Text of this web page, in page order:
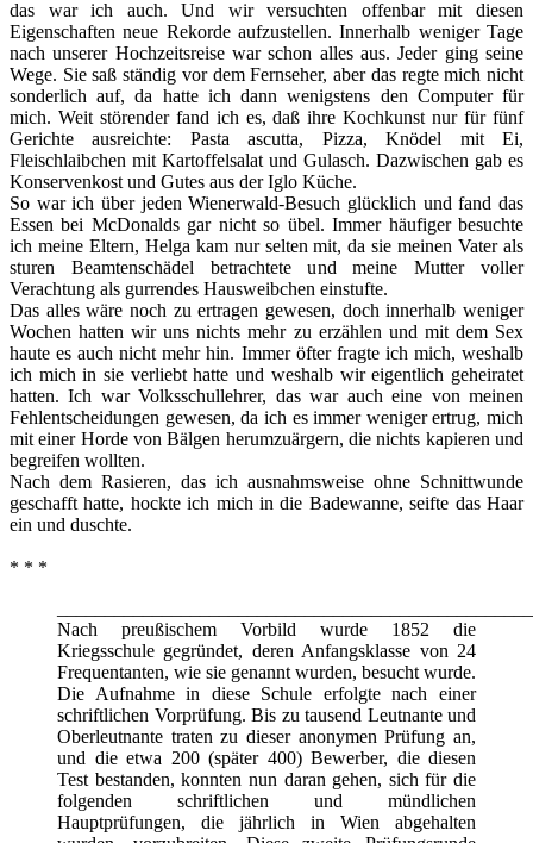
das war ich auch. Und wir versuchten offenbar mit diesen
Eigenschaften neue Rekorde aufzustellen. Innerhalb weniger Tage
nach unserer Hochzeitsreise war schon alles aus. Jeder ging seine
Wege. Sie saß ständig vor dem Fernseher, aber das regte mich nicht
sonderlich auf, da hatte ich dann wenigstens den Computer für
mich. Weit störender fand ich es, daß ihre Kochkunst nur für fünf
Gerichte ausreichte: Pasta ascutta, Pizza, Knödel mit Ei,
Fleischlaibchen mit Kartoffelsalat und Gulasch. Dazwischen gab es
Konservenkost und Gutes aus der Iglo Küche.
So war ich über jeden Wienerwald-Besuch glücklich und fand das
Essen bei McDonalds gar nicht so übel. Immer häufiger besuchte
ich meine Eltern, Helga kam nur selten mit, da sie meinen Vater als
sturen Beamtenschädel betrachtete und meine Mutter voller
Verachtung als gurrendes Hausweibchen einstufte.
Das alles wäre noch zu ertragen gewesen, doch innerhalb weniger
Wochen hatten wir uns nichts mehr zu erzählen und mit dem Sex
haute es auch nicht mehr hin. Immer öfter fragte ich mich, weshalb
ich mich in sie verliebt hatte und weshalb wir eigentlich geheiratet
hatten. Ich war Volksschullehrer, das war auch eine von meinen
Fehlentscheidungen gewesen, da ich es immer weniger ertrug, mich
mit einer Horde von Bälgen herumzuärgern, die nichts kapieren und
begreifen wollten.
Nach dem Rasieren, das ich ausnahmsweise ohne Schnittwunde
geschafft hatte, hockte ich mich in die Badewanne, seifte das Haar
ein und duschte.
* * *
Nach preußischem Vorbild wurde 1852 die
Kriegsschule gegründet, deren Anfangsklasse von 24
Frequentanten, wie sie genannt wurden, besucht wurde.
Die Aufnahme in diese Schule erfolgte nach einer
schriftlichen Vorprüfung. Bis zu tausend Leutnante und
Oberleutnante traten zu dieser anonymen Prüfung an,
und die etwa 200 (später 400) Bewerber, die diesen
Test bestanden, konnten nun daran gehen, sich für die
folgenden schriftlichen und mündlichen
Hauptprüfungen, die jährlich in Wien abgehalten